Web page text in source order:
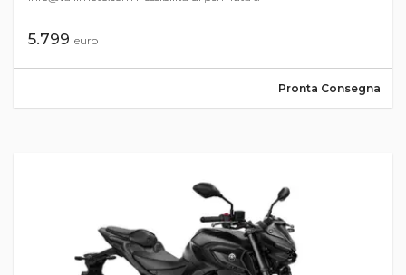
5.799 euro
Pronta Consegna